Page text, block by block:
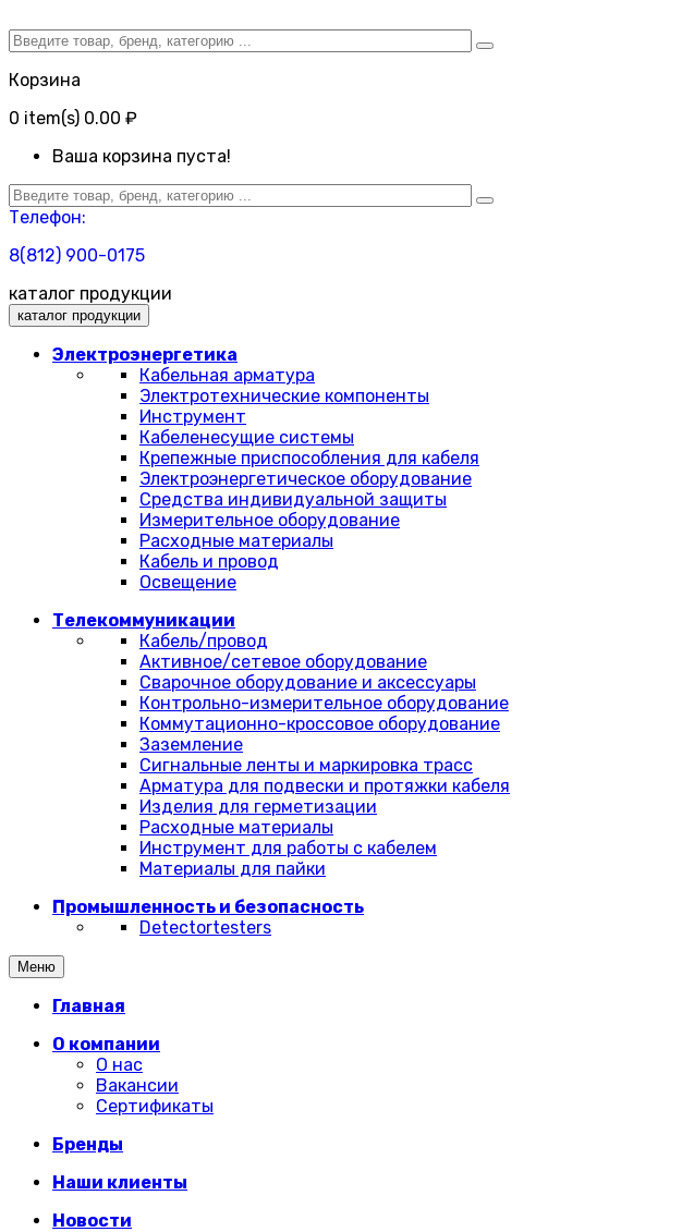
Корзина
0 item(s) 0.00 ₽
Ваша корзина пуста!
Телефон:
8(812) 900-0175
каталог продукции
каталог продукции
Электроэнергетика
Кабельная арматура
Электротехнические компоненты
Инструмент
Кабеленесущие системы
Крепежные приспособления для кабеля
Электроэнергетическое оборудование
Средства индивидуальной защиты
Измерительное оборудование
Расходные материалы
Кабель и провод
Освещение
Телекоммуникации
Кабель/провод
Активное/сетевое оборудование
Сварочное оборудование и аксессуары
Контрольно-измерительное оборудование
Коммутационно-кроссовое оборудование
Заземление
Сигнальные ленты и маркировка трасс
Арматура для подвески и протяжки кабеля
Изделия для герметизации
Расходные материалы
Инструмент для работы с кабелем
Материалы для пайки
Промышленность и безопасность
Detectortesters
Меню
Главная
О компании
О нас
Вакансии
Сертификаты
Бренды
Наши клиенты
Новости